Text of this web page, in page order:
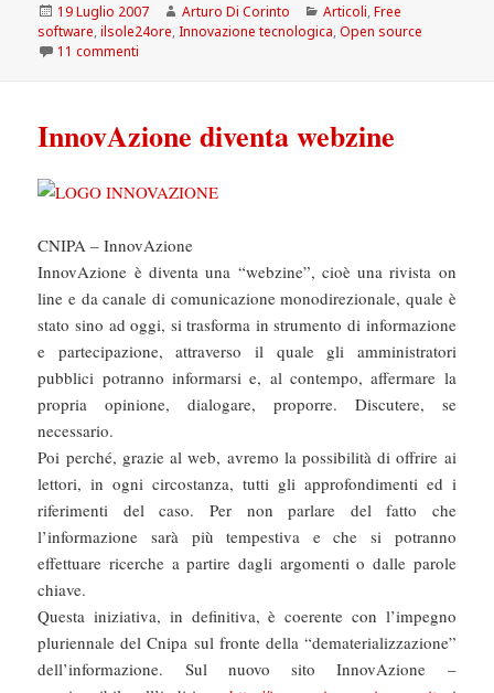
Scritto
il
19 Luglio 2007 Autore
Arturo Di Corinto Categorie
Articoli,Free
software,ilsole24ore,Innovazione tecnologica,Open source
11 commenti
InnovAzione diventa webzine
CNIPA – InnovAzione
InnovAzione è diventa una “webzine”, cioè una rivista on
line e da canale di comunicazione monodirezionale, quale è
stato sino ad oggi, si trasforma in strumento di informazione
e partecipazione, attraverso il quale gli amministratori
pubblici potranno informarsi e, al contempo, affermare la
propria opinione, dialogare, proporre. Discutere, se
necessario.
Poi perché, grazie al web, avremo la possibilità di offrire ai
lettori, in ogni circostanza, tutti gli approfondimenti ed i
riferimenti del caso. Per non parlare del fatto che
l’informazione sarà più tempestiva e che si potranno
effettuare ricerche a partire dagli argomenti o dalle parole
chiave.
Questa iniziativa, in definitiva, è coerente con l’impegno
pluriennale del Cnipa sul fronte della “dematerializzazione”
dell’informazione. Sul nuovo sito InnovAzione –